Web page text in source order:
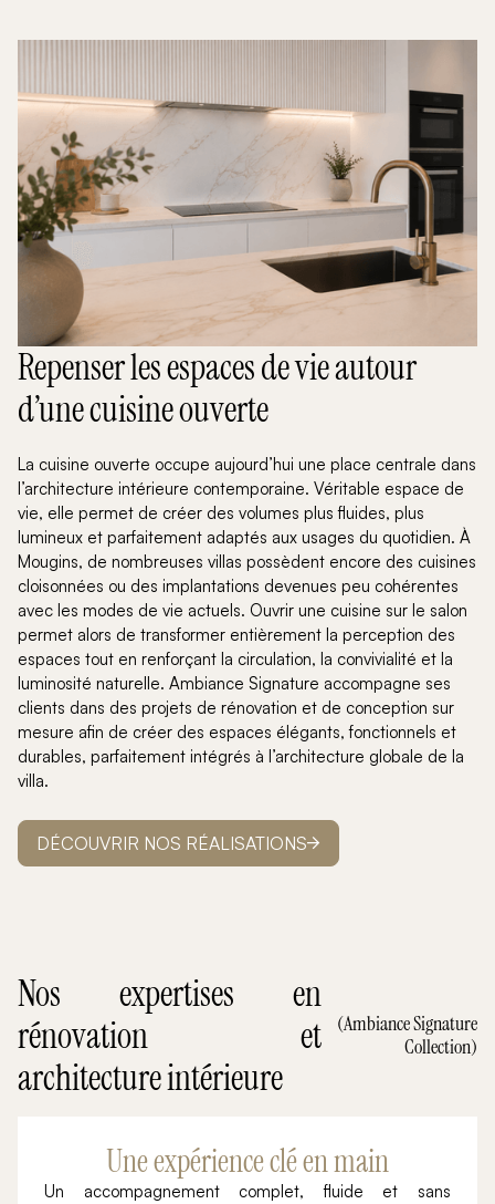
Repenser les espaces de vie autour
d’une cuisine ouverte
La cuisine ouverte occupe aujourd’hui une place centrale dans
l’architecture intérieure contemporaine. Véritable espace de
vie, elle permet de créer des volumes plus fluides, plus
lumineux et parfaitement adaptés aux usages du quotidien. À
Mougins, de nombreuses villas possèdent encore des cuisines
cloisonnées ou des implantations devenues peu cohérentes
avec les modes de vie actuels. Ouvrir une cuisine sur le salon
permet alors de transformer entièrement la perception des
espaces tout en renforçant la circulation, la convivialité et la
luminosité naturelle. Ambiance Signature accompagne ses
clients dans des projets de rénovation et de conception sur
mesure afin de créer des espaces élégants, fonctionnels et
durables, parfaitement intégrés à l’architecture globale de la
villa.
DÉCOUVRIR NOS RÉALISATIONS
Nos expertises en
rénovation et
architecture intérieure
(Ambiance Signature
Collection)
Une expérience clé en main
Un accompagnement complet, fluide et sans